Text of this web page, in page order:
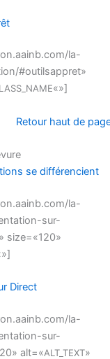
la-
#outilsappret»
«»]
Retour haut de
se différencient
la-
sur-
size=«120»
Direct
la-
sur-
alt=«ALT_TEXT»